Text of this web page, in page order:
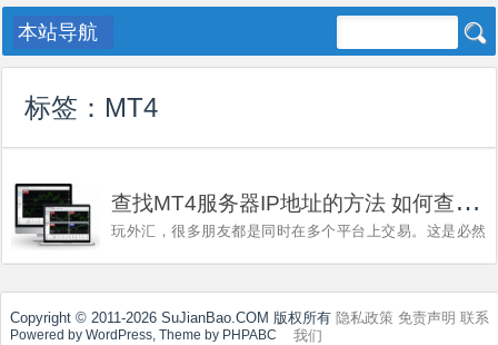

标签： MT4
查
找MT4服务器IP地址的方法 如何查询外汇经纪商MT4服务器地址
玩外汇，很多朋友都是同时在多个平台上交易。这是必然
（或者同个平台多个账户操作）。这很有必要。所以，掌
每个平台都有发...
Copyright © 2011-2026 SuJianBao.COM 版权所有 隐私政策 免责声明 联系
我们
Powered by WordPress, Theme by PHPABC